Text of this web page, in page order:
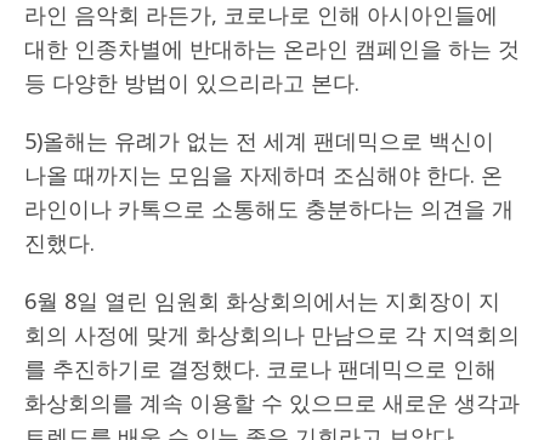
라인 음악회 라든가, 코로나로 인해 아시아인들에
대한 인종차별에 반대하는 온라인 캠페인을 하는 것
등 다양한 방법이 있으리라고 본다.
5)올해는 유례가 없는 전 세계 팬데믹으로 백신이
나올 때까지는 모임을 자제하며 조심해야 한다. 온
라인이나 카톡으로 소통해도 충분하다는 의견을 개
진했다.
6월 8일 열린 임원회 화상회의에서는 지회장이 지
회의 사정에 맞게 화상회의나 만남으로 각 지역회의
를 추진하기로 결정했다. 코로나 팬데믹으로 인해
화상회의를 계속 이용할 수 있으므로 새로운 생각과